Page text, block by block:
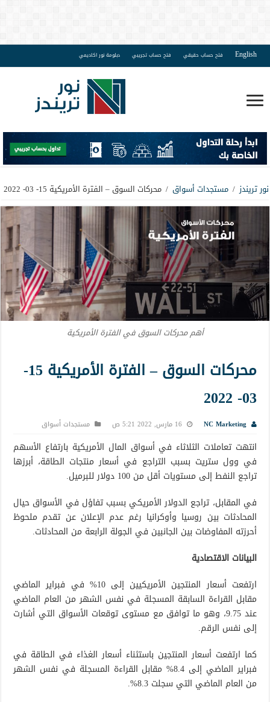
English فتح حساب حقيقي فتح حساب تجريبي دبلومة نور اكاديمي
نور تريندز / مستجدات أسواق / محركات السوق – الفترة الأمريكية 15- 03- 2022
أهم محركات السوق في الفترة الأمريكية
محركات السوق – الفترة الأمريكية 15-
03- 2022
NC Marketing 16 مارس, 2022 5:21 ص مستجدات أسواق
انتهت تعاملات الثلاثاء في أسواق المال الأمريكية بارتفاع الأسهم
في وول ستريت بسبب التراجع في أسعار منتجات الطاقة، أبرزها
تراجع النفط إلى مستويات أقل من 100 دولار للبرميل.
في المقابل، تراجع الدولار الأمريكي بسبب تفاؤل في الأسواق حيال
المحادثات بين روسيا وأوكرانيا رغم عدم الإعلان عن تقدم ملحوظ
أحرزته المفاوضات بين الجانبين في الجولة الرابعة من المحادثات.
البيانات الاقتصادية
ارتفعت أسعار المنتجين الأمريكيين إلى 10% في فبراير الماضي
مقابل القراءة السابقة المسجلة في نفس الشهر من العام الماضي
عند 9.75، وهو ما توافق مع مستوى توقعات الأسواق التي أشارت
إلى نفس الرقم.
كما ارتفعت أسعار المنتجين باستثناء أسعار الغذاء في الطاقة في
فبراير الماضي إلى 8.4% مقابل القراءة المسجلة في نفس الشهر
من العام الماضي التي سجلت 8.3%.